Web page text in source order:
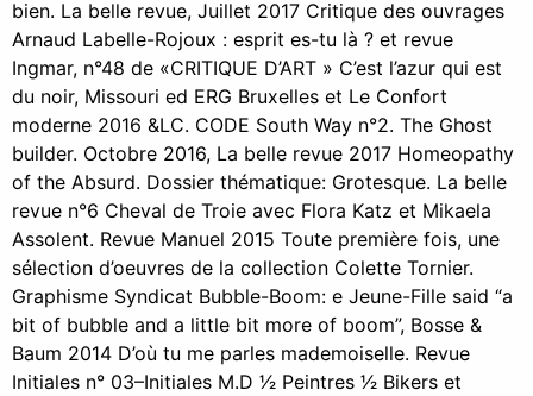
bien. La belle revue, Juillet 2017 Critique des ouvrages
Arnaud Labelle-Rojoux : esprit es-tu là ? et revue
Ingmar, n°48 de «CRITIQUE D’ART » C’est l’azur qui est
du noir, Missouri ed ERG Bruxelles et Le Confort
moderne 2016 &LC. CODE South Way n°2. The Ghost
builder. Octobre 2016, La belle revue 2017 Homeopathy
of the Absurd. Dossier thématique: Grotesque. La belle
revue n°6 Cheval de Troie avec Flora Katz et Mikaela
Assolent. Revue Manuel 2015 Toute première fois, une
sélection d’oeuvres de la collection Colette Tornier.
Graphisme Syndicat Bubble-Boom: e Jeune-Fille said “a
bit of bubble and a little bit more of boom”, Bosse &
Baum 2014 D’où tu me parles mademoiselle. Revue
Initiales n° 03–Initiales M.D 1⁄2 Peintres 1⁄2 Bikers et